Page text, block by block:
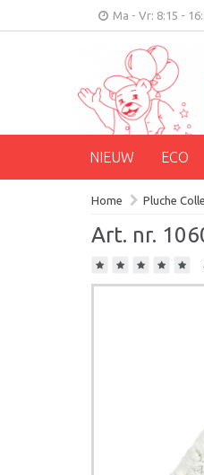
Ma - Vr: 8:15 -
NIEUW ECO
Home Pluche
Art. nr.